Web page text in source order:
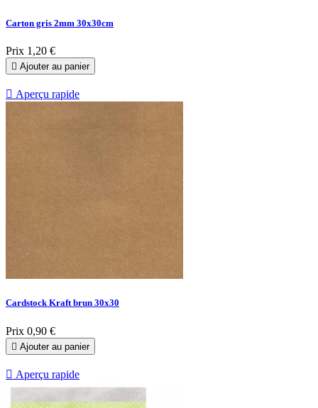
Carton gris 2mm 30x30cm
Prix 1,20 €
 Ajouter au panier
 Aperçu rapide
Cardstock Kraft brun 30x30
Prix 0,90 €
 Ajouter au panier
 Aperçu rapide